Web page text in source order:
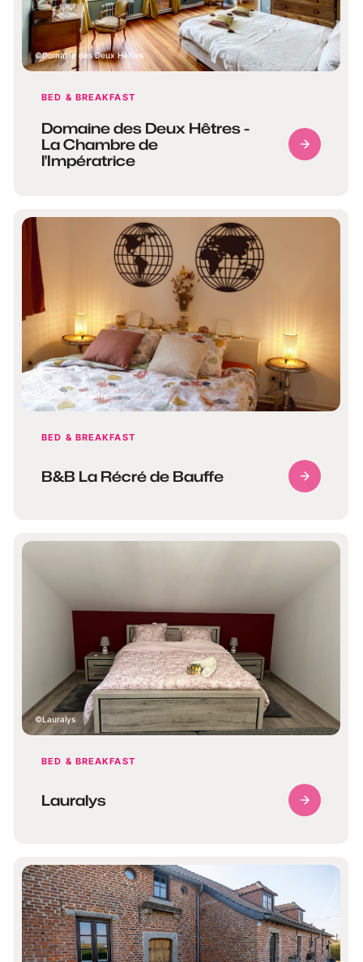
Domaine des Deux Hêtres
BED & BREAKFAST
Domaine des Deux Hêtres -
La Chambre de
l'Impératrice
B&BRécréBauffe
BED & BREAKFAST
B&B La Récré de Bauffe
Lauralys
BED & BREAKFAST
Lauralys